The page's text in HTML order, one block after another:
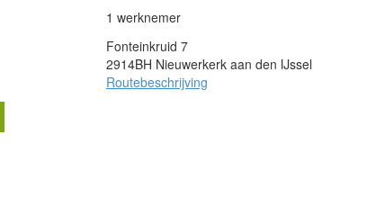
1 werknemer
Fonteinkruid 7
2914BH Nieuwerkerk aan den IJssel
Routebeschrijving